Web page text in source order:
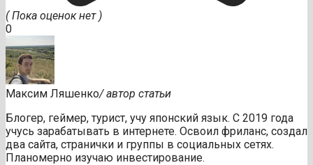
( Пока оценок нет )
0
Максим Ляшенко/ автор статьи
Блогер, геймер, турист, учу японский язык. С 2019 года
учусь зарабатывать в интернете. Освоил фриланс, создал
два сайта, странички и группы в социальных сетях.
Планомерно изучаю инвестирование.